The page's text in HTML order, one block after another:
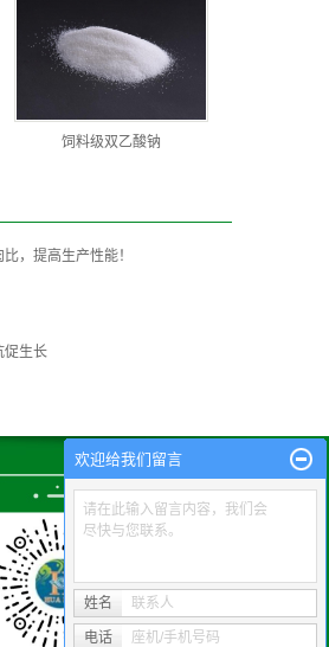
饲料级双乙酸钠
，提高生产性能！
促生长
欢迎给我们留言
请在此输入留言内容，我们会
尽快与您联系。
姓名 联系人
电话 座机/手机号码